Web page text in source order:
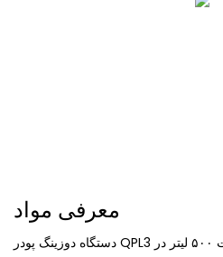
معرفی مواد
دستگاه دوزینگ پودر QPL3 برای تصفیه فاضلاب با ظرفیت ۵۰۰ لیتر در